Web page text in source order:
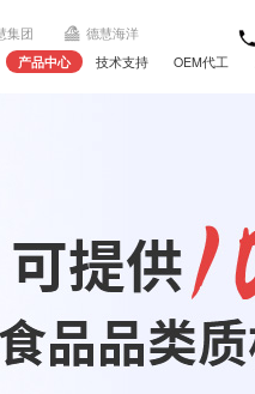
集团 德慧海洋
产品中心 技术支持 OEM代工